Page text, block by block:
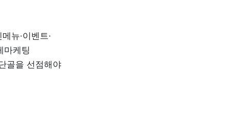
뉴·이벤트·
마케팅
골을 선점해야